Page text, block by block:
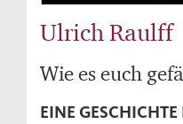
Ulrich Raulff
Wie es euch
EINE